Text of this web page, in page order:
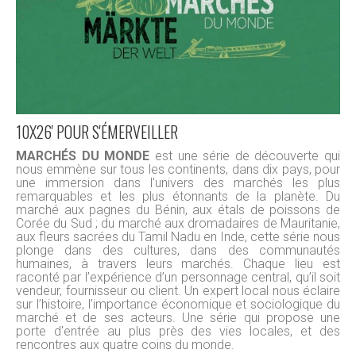
10X26' POUR S'ÉMERVEILLER
MARCHÉS DU MONDE est une série de découverte qui
nous emmène sur tous les continents, dans dix pays, pour
une immersion dans l'univers des marchés les plus
remarquables et les plus étonnants de la planète. Du
marché aux pagnes du Bénin, aux étals de poissons de
Corée du Sud ; du marché aux dromadaires de Mauritanie,
aux fleurs sacrées du Tamil Nadu en Inde, cette série nous
plonge dans des cultures, dans des communautés
humaines, à travers leurs marchés. Chaque lieu est
raconté par l’expérience d’un personnage central, qu’il soit
vendeur, fournisseur ou client. Un expert local nous éclaire
sur l’histoire, l’importance économique et sociologique du
marché et de ses acteurs. Une série qui propose une
porte d'entrée au plus près des vies locales, et des
rencontres aux quatre coins du monde.